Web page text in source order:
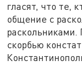
гласят, что те,
общение с
скорбью